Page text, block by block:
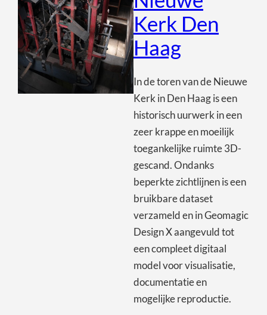
Kerk Den
Haag
In de toren van de Nieuwe
Kerk in Den Haag is een
historisch uurwerk in een
zeer krappe en moeilijk
toegankelijke ruimte 3D-
gescand. Ondanks
beperkte zichtlijnen is een
bruikbare dataset
verzameld en in Geomagic
Design X aangevuld tot
een compleet digitaal
model voor visualisatie,
documentatie en
mogelijke reproductie.